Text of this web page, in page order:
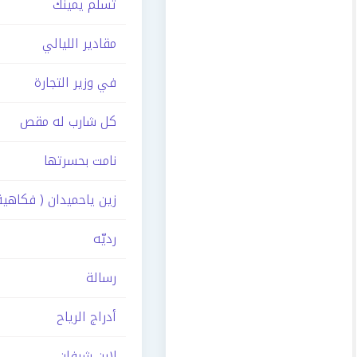
مقادير الليالي
في وزير التجارة
كل شارب له مقص
نامت بحسرتها
زين ياحميدان (
رديّه
رسالة
أدراج الرياح